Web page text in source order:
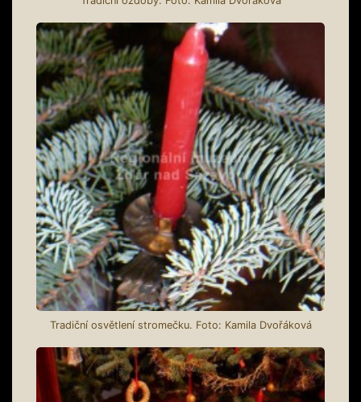
Tradiční osvětlení stromečku. Foto: Kamila Dvořáková